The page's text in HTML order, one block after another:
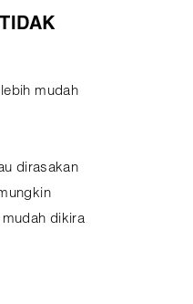
mudah
dirasakan
dikira